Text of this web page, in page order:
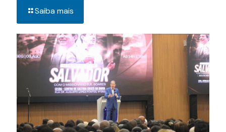
Saiba mais